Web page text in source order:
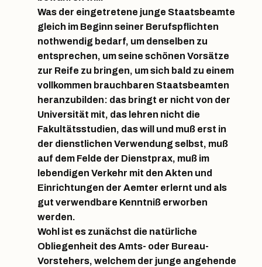
Was der eingetretene junge Staatsbeamte
gleich im Beginn seiner Berufspflichten
nothwendig bedarf, um denselben zu
entsprechen, um seine schönen Vorsätze
zur Reife zu bringen, um sich bald zu einem
vollkommen brauchbaren Staatsbeamten
heranzubilden: das bringt er nicht von der
Universität mit, das lehren nicht die
Fakultätsstudien, das will und muß erst in
der dienstlichen Verwendung selbst, muß
auf dem Felde der Dienstprax, muß im
lebendigen Verkehr mit den Akten und
Einrichtungen der Aemter erlernt und als
gut verwendbare Kenntniß erworben
werden.
Wohl ist es zunächst die natürliche
Obliegenheit des Amts- oder Bureau-
Vorstehers, welchem der junge angehende